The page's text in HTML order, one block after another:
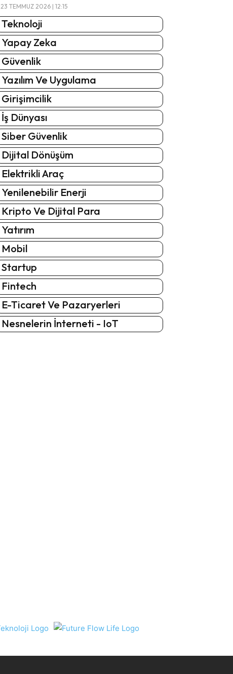
23 TEMMUZ 2026 | 12:15
Teknoloji
Yapay Zeka
Güvenlik
Yazılım Ve Uygulama
Girişimcilik
İş Dünyası
Siber Güvenlik
Dijital Dönüşüm
Elektrikli Araç
Yenilenebilir Enerji
Kripto Ve Dijital Para
Yatırım
Mobil
Startup
Fintech
E-Ticaret Ve Pazaryerleri
Nesnelerin İnterneti - IoT